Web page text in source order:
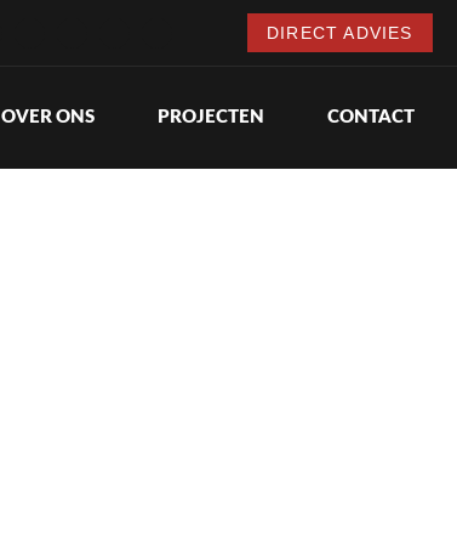
DIRECT ADVIES
OVER ONS PROJECTEN CONTACT